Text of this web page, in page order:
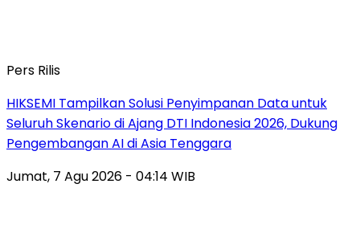
Pers Rilis
HIKSEMI Tampilkan Solusi Penyimpanan Data untuk
Seluruh Skenario di Ajang DTI Indonesia 2026, Dukung
Pengembangan AI di Asia Tenggara
Jumat, 7 Agu 2026 - 04:14 WIB